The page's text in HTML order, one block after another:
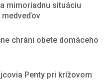
mimoriadnu situáciu
medveďov
chráni obete domáceho
Penty pri krížovom